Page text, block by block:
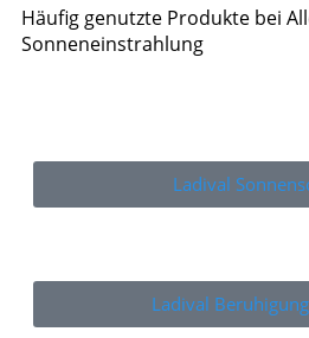
Häufig genutzte Produkte bei
Sonneneinstrahlung
Ladival
Ladival